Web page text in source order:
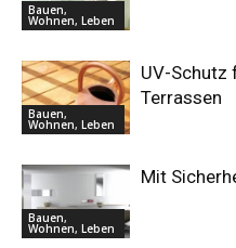
Bauen,
Wohnen, Leben
Bauen,
Wohnen, Leben
UV-Schutz
Terrassen
Bauen,
Wohnen, Leben
Mit